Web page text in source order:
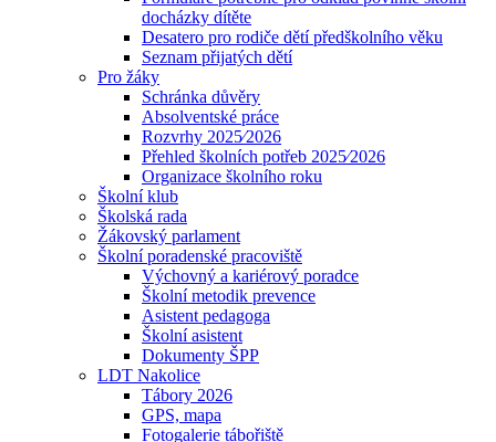
docházky dítěte
Desatero pro rodiče dětí předškolního věku
Seznam přijatých dětí
Pro žáky
Schránka důvěry
Absolventské práce
Rozvrhy 2025⁄2026
Přehled školních potřeb 2025⁄2026
Organizace školního roku
Školní klub
Školská rada
Žákovský parlament
Školní poradenské pracoviště
Výchovný a kariérový poradce
Školní metodik prevence
Asistent pedagoga
Školní asistent
Dokumenty ŠPP
LDT Nakolice
Tábory 2026
GPS, mapa
Fotogalerie tábořiště